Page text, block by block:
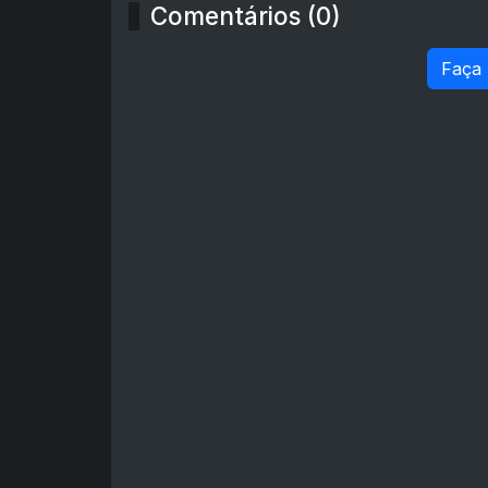
Comentários (0)
Faça